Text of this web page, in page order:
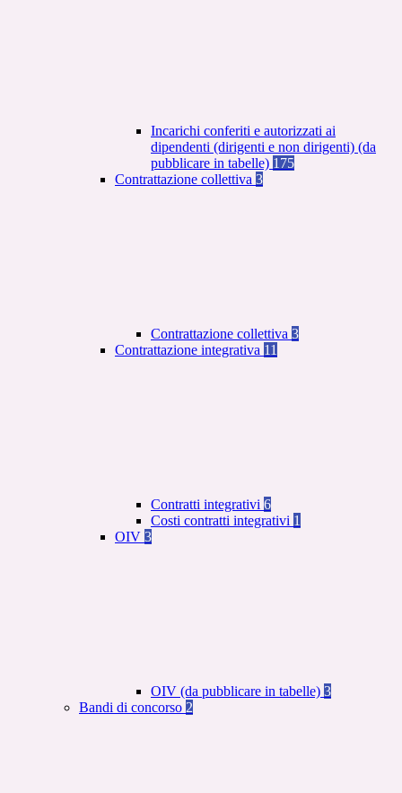
Incarichi conferiti e autorizzati ai
dipendenti (dirigenti e non dirigenti) (da
pubblicare in tabelle) 175
Contrattazione collettiva 3
Contrattazione collettiva 3
Contrattazione integrativa 11
Contratti integrativi 6
Costi contratti integrativi 1
OIV 3
OIV (da pubblicare in tabelle) 3
Bandi di concorso 2